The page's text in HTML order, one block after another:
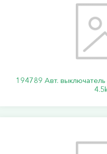
194789 Авт.